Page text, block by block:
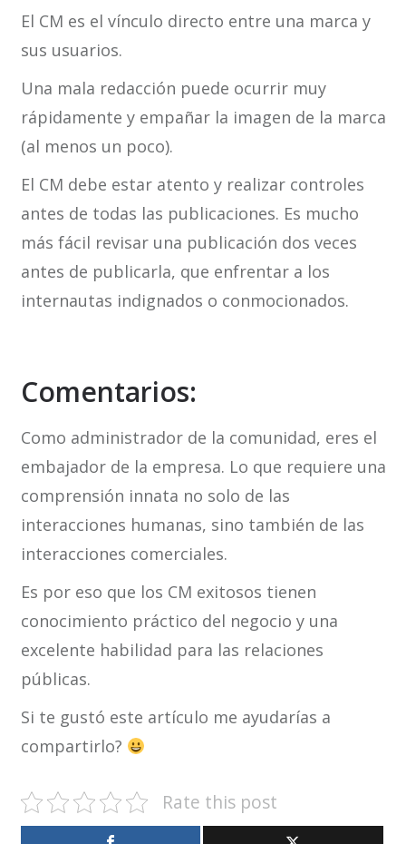
El CM es el vínculo directo entre una marca y
sus usuarios.
Una mala redacción puede ocurrir muy
rápidamente y empañar la imagen de la marca
(al menos un poco).
El CM debe estar atento y realizar controles
antes de todas las publicaciones. Es mucho
más fácil revisar una publicación dos veces
antes de publicarla, que enfrentar a los
internautas indignados o conmocionados.
Comentarios:
Como administrador de la comunidad, eres el
embajador de la empresa. Lo que requiere una
comprensión innata no solo de las
interacciones humanas, sino también de las
interacciones comerciales.
Es por eso que los CM exitosos tienen
conocimiento práctico del negocio y una
excelente habilidad para las relaciones
públicas.
Si te gustó este artículo me ayudarías a
compartirlo?
Rate this post